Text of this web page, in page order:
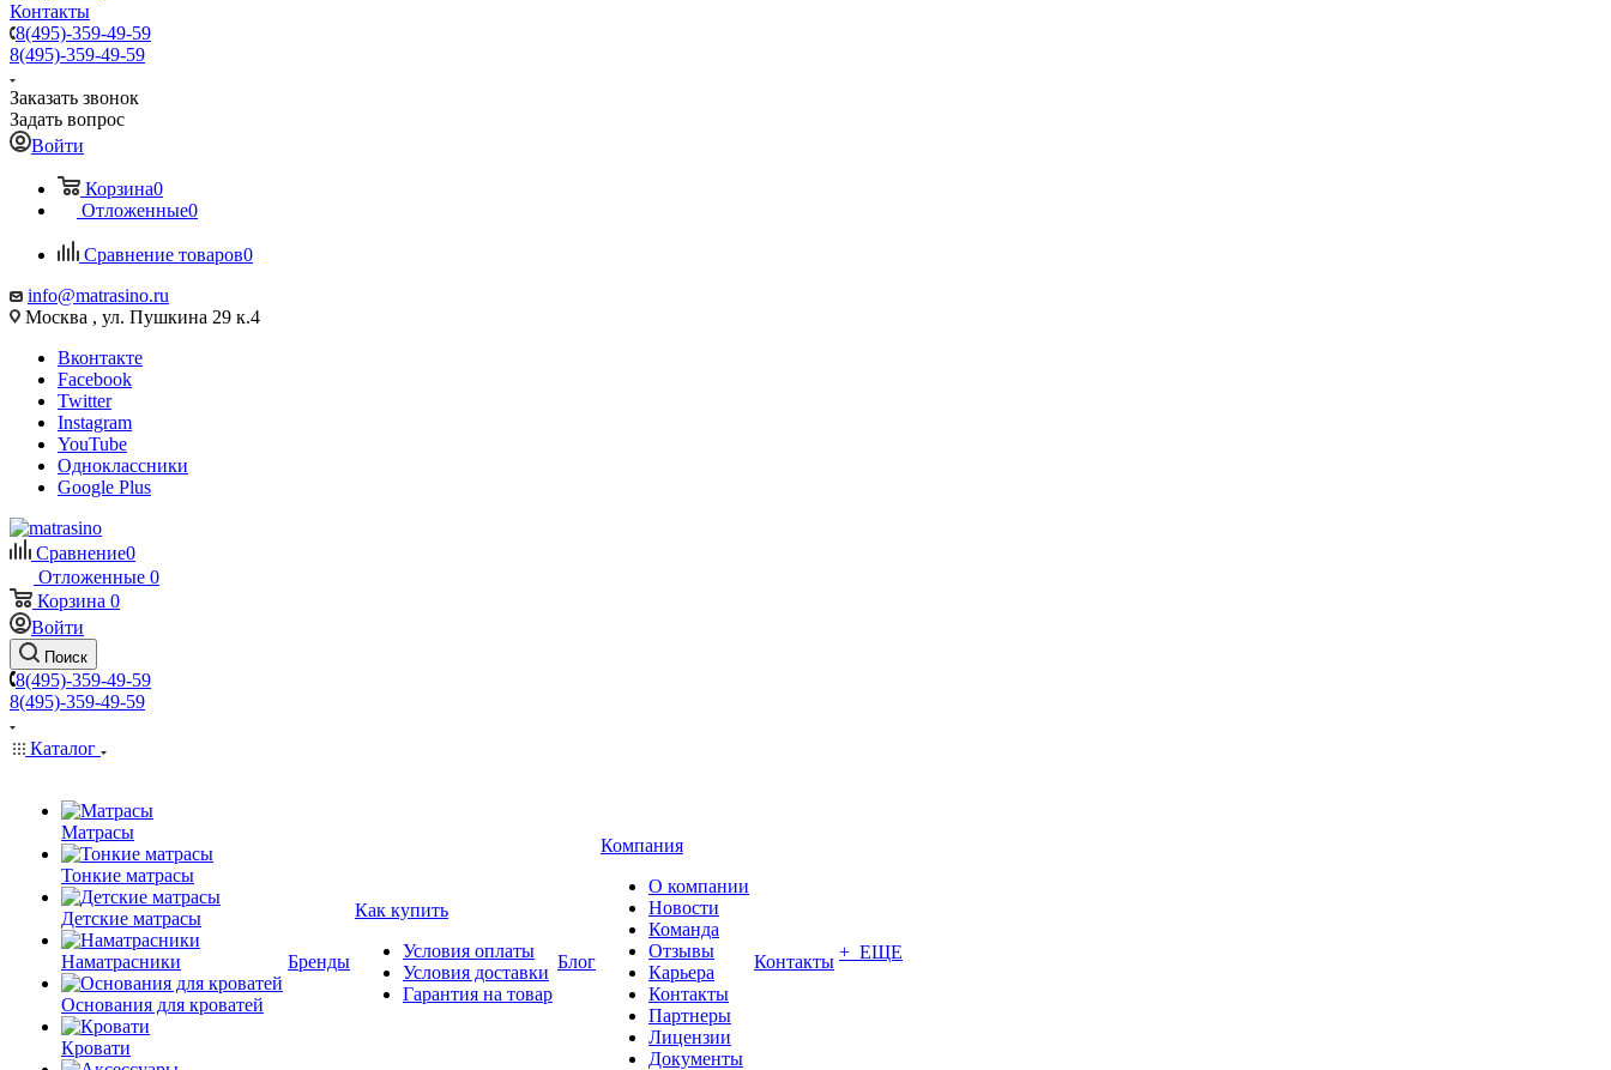
Контакты
8(495)-359-49-59
8(495)-359-49-59
Заказать звонок
Задать вопрос
Войти
Корзина0
Отложенные0
Сравнение товаров0
info@matrasino.ru
Москва , ул. Пушкина 29 к.4
Вконтакте
Facebook
Twitter
Instagram
YouTube
Одноклассники
Google Plus
Сравнение0
Отложенные 0
Корзина 0
Войти
Поиск
8(495)-359-49-59
8(495)-359-49-59
Каталог
Матрасы
Тонкие матрасы
Детские матрасы
Наматрасники
Основания для кроватей
Кровати
Бренды
Как купить
Условия оплаты
Условия доставки
Гарантия на товар
Блог
Компания
О компании
Новости
Команда
Отзывы
Карьера
Контакты
Партнеры
Лицензии
Документы
Контакты + ЕЩЕ